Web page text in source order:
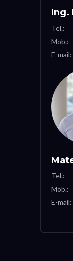
Ing.
Tel.:
Mob.:
E-mail:
Tel.:
Mob.:
E-mail: